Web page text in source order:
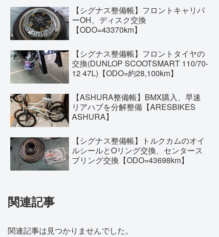
【シグナス整備帳】フロントキャリパ
ーOH、ディスク交換
【ODO=43370km】
【シグナス整備帳】フロントタイヤの
交換(DUNLOP SCOOTSMART 110/70-
12 47L)【ODO=約28,100km】
【ASHURA整備帳】BMX購入、早速
リアハブを分解整備【ARESBIKES
ASHURA】
【シグナス整備帳】トルクカムのオイ
ルシールとOリング交換、センタース
プリング交換【ODO=43698km】
関連記事
関連記事は見つかりませんでした。